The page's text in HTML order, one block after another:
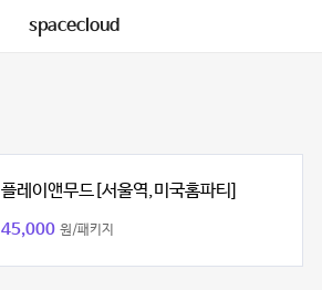
spacecloud
플레이앤무드[서울역,미국홈파티]
45,000 원/패키지